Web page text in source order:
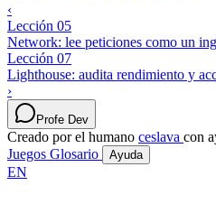
‹
Lección 05
Network: lee peticiones como un
Lección 07
Lighthouse: audita rendimiento y
›
Profe Dev
Creado por el humano ceslava con
Juegos Glosario Ayuda
EN